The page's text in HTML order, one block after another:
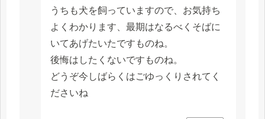
うちも犬を飼っていますので、お気持ち
よくわかります、最期はなるべくそばに
いてあげたいたですものね。
後悔はしたくないですものね。
どうぞ今しばらくはごゆっくりされてく
ださいね